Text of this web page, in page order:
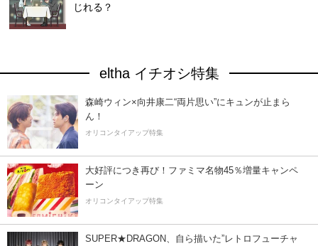
じれる？
eltha イチオシ特集
森崎ウィン×向井康二“両片思い”にキュンが止まら
ん！
オリコンタイアップ特集
大好評につき再び！ファミマ名物45％増量キャンペ
ーン
オリコンタイアップ特集
SUPER★DRAGON、自ら描いた”レトロフューチャ